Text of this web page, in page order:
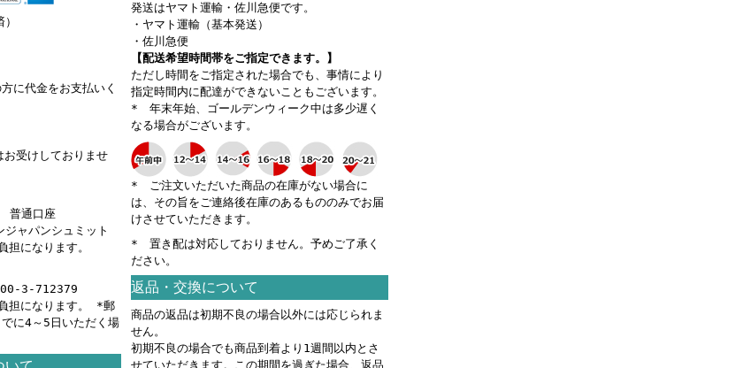
に代金をお支払いく
受けしておりませ
普通口座
ャパンシュミット
担になります。
3-712379
担になります。 *郵
に4～5日いただく場
発送はヤマト運輸・佐川急便です。
・ヤマト運輸（基本発送）
・佐川急便
【配送希望時間帯をご指定できます。】
ただし時間をご指定された場合でも、事情により
指定時間内に配達ができないこともございます。
* 年末年始、ゴールデンウィーク中は多少遅く
なる場合がございます。
* ご注文いただいた商品の在庫がない場合に
は、その旨をご連絡後在庫のあるもののみでお届
けさせていただきます。
* 置き配は対応しておりません。予めご了承く
ださい。
返品・交換について
商品の返品は初期不良の場合以外には応じられま
せん。
初期不良の場合でも商品到着より1週間以内とさ
せていただきます。この期間を過ぎた場合、返品